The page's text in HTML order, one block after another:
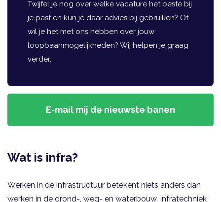
Twijfel je nog over welke vacature het beste bij
je past en kun je daar advies bij gebruiken? Of
wil je het met ons hebben over jouw
loopbaanmogelijkheden? Wij helpen je graag
verder.
E-mail mij de nieuwste banen
Wat is infra?
Werken in de infrastructuur betekent niets anders dan
werken in de grond-, weg- en waterbouw. Infratechniek